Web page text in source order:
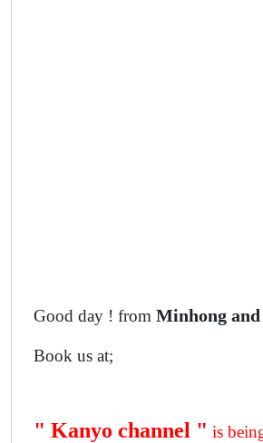
Good day ! from Minhong and
Book us at;
" Kanyo channel " is